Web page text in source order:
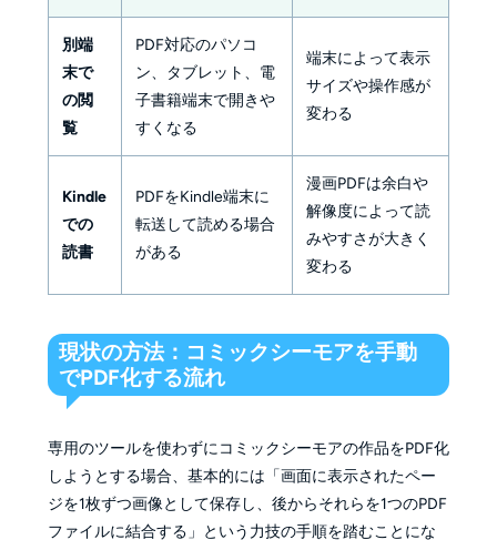
別端
末で
の閲
覧
PDF対応のパソコ
ン、タブレット、電
子書籍端末で開きや
すくなる
端末によって表示
サイズや操作感が
変わる
Kindle
での
読書
PDFをKindle端末に
転送して読める場合
がある
漫画PDFは余白や
解像度によって読
みやすさが大きく
変わる
現状の方法：コミックシーモアを手動
でPDF化する流れ
専用のツールを使わずにコミックシーモアの作品をPDF化
しようとする場合、基本的には「画面に表示されたペー
ジを1枚ずつ画像として保存し、後からそれらを1つのPDF
ファイルに結合する」という力技の手順を踏むことにな